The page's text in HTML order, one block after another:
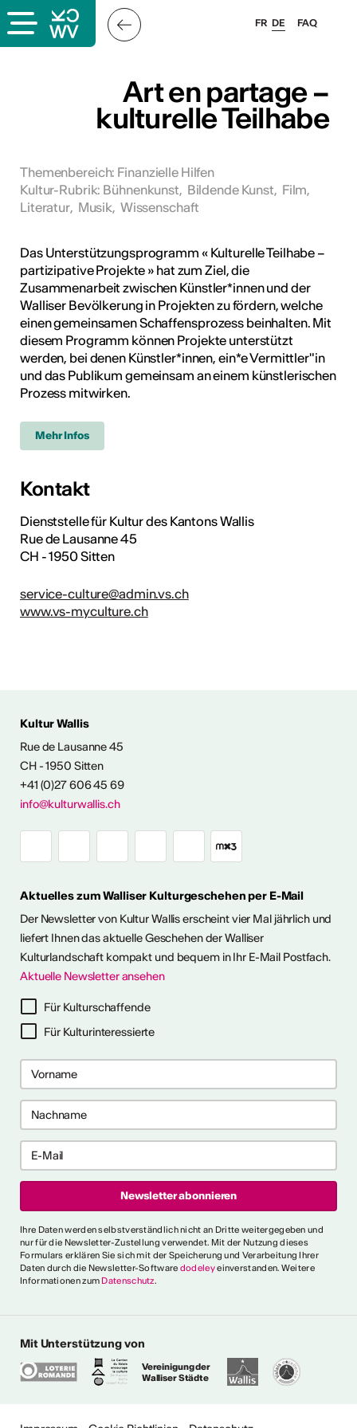
anzeigen
als
r
r
Ein
erklärt ausserdem den
Ausdrücken.
FAQ
FR DE
Art en partage –
kulturelle Teilhabe
Themenbereich: Finanzielle Hilfen
Kultur-Rubrik: Bühnenkunst, Bildende Kunst, Film,
Literatur, Musik, Wissenschaft
Das Unterstützungsprogramm « Kulturelle Teilhabe –
partizipative Projekte » hat zum Ziel, die
Zusammenarbeit zwischen Künstler*innen und der
Walliser Bevölkerung in Projekten zu fördern, welche
einen gemeinsamen Schaffensprozess beinhalten. Mit
diesem Programm können Projekte unterstützt
werden, bei denen Künstler*innen, ein*e Vermittler"in
und das Publikum gemeinsam an einem künstlerischen
Prozess mitwirken.
Mehr Infos
Kontakt
Dienststelle für Kultur des Kantons Wallis
Rue de Lausanne 45
CH - 1950 Sitten
service-culture@admin.vs.ch
www.vs-myculture.ch
Kultur Wallis
Rue de Lausanne 45
CH - 1950 Sitten
+41 (0)27 606 45 69
info@kulturwallis.ch
Aktuelles zum Walliser Kulturgeschehen per E-Mail
Der Newsletter von Kultur Wallis erscheint vier Mal jährlich und
liefert Ihnen das aktuelle Geschehen der Walliser
Kulturlandschaft kompakt und bequem in Ihr E-Mail Postfach.
Aktuelle Newsletter ansehen
Für Kulturschaffende
Für Kulturinteressierte
Ihre Daten werden selbstverständlich nicht an Dritte weitergegeben und
nur für die Newsletter-Zustellung verwendet. Mit der Nutzung dieses
Formulars erklären Sie sich mit der Speicherung und Verarbeitung Ihrer
Daten durch die Newsletter-Software dodeleyeinverstanden. Weitere
Informationen zum Datenschutz.
Mit Unterstützung von
Vereinigung der
Walliser Städte